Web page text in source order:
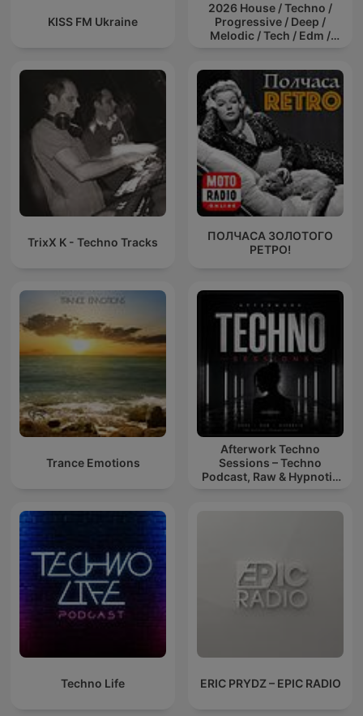
KISS FM Ukraine
2026 House / Techno /
Progressive / Deep /
Melodic / Tech / Edm /
Dance Musi
TrixX K - Techno Tracks
ПОЛЧАСА ЗОЛОТОГО
РЕТРО!
Trance Emotions
Afterwork Techno
Sessions – Techno
Podcast, Raw & Hypnotic
Techno Life ERIC PRYDZ – EPIC RADIO